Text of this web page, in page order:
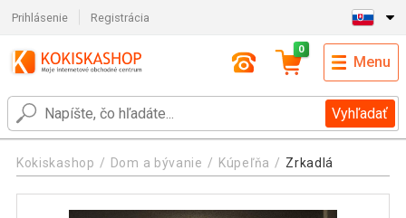
Prihlásenie Registrácia
Vyhľadať
0
Menu
Kokiskashop Dom a bývanie Kúpeľňa Zrkadlá